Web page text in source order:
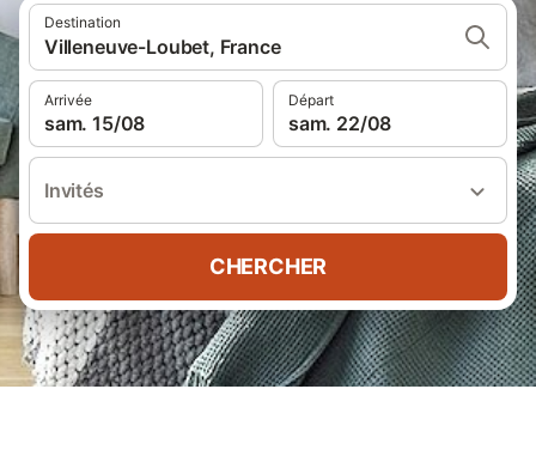
Destination
Villeneuve-Loubet, France
Arrivée
sam. 15/08
Départ
sam. 22/08
Invités
CHERCHER